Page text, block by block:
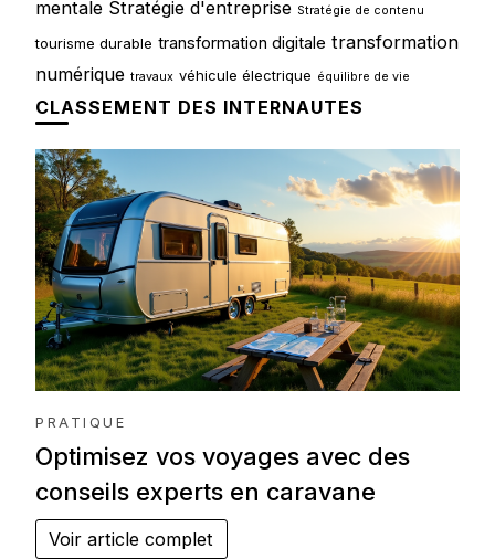
mentale Stratégie d'entreprise Stratégie de contenu
tourisme durable transformation digitale transformation
numérique travaux véhicule électrique équilibre de vie
CLASSEMENT DES INTERNAUTES
PRATIQUE
Optimisez vos voyages avec des
conseils experts en caravane
Voir article complet